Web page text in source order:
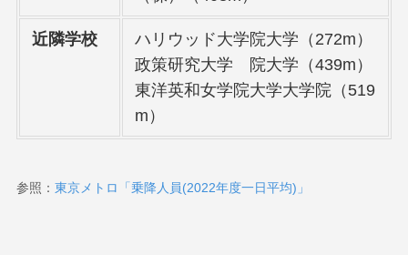
近隣学校
ハリウッド大学院大学（272m）
政策研究大学 院大学（439m）
東洋英和女学院大学大学院（519
m）
参照： 東京メトロ「乗降人員(2022年度一日平均)」